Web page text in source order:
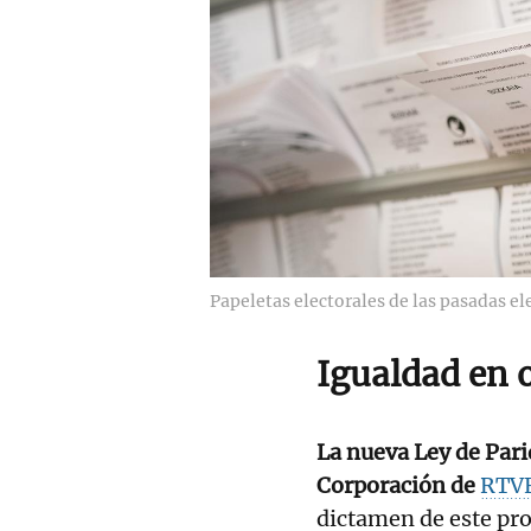
Papeletas electorales de las pasadas
Igualdad en
La nueva Ley de
Corporación de
dictamen de este